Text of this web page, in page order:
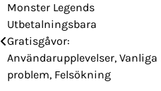
Post
navigation
Monster Legends
Utbetalningsbara
Gratisgåvor:
Användarupplevelser, Vanliga
problem, Felsökning